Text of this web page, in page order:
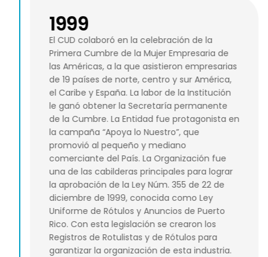
1999
El CUD colaboró en la celebración de la
Primera Cumbre de la Mujer Empresaria de
las Américas, a la que asistieron empresarias
de 19 países de norte, centro y sur América,
el Caribe y España. La labor de la Institución
le ganó obtener la Secretaría permanente
de la Cumbre. La Entidad fue protagonista en
la campaña “Apoya lo Nuestro”, que
promovió al pequeño y mediano
comerciante del País. La Organización fue
una de las cabilderas principales para lograr
la aprobación de la Ley Núm. 355 de 22 de
diciembre de 1999, conocida como Ley
Uniforme de Rótulos y Anuncios de Puerto
Rico. Con esta legislación se crearon los
Registros de Rotulistas y de Rótulos para
garantizar la organización de esta industria.